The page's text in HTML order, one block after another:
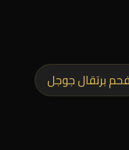
فحم برتقال جوجل